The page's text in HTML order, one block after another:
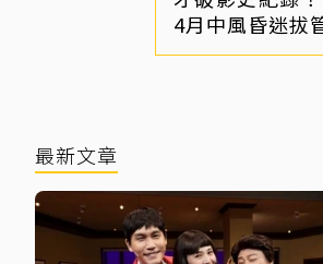
4月中風昏迷拔
最新文章